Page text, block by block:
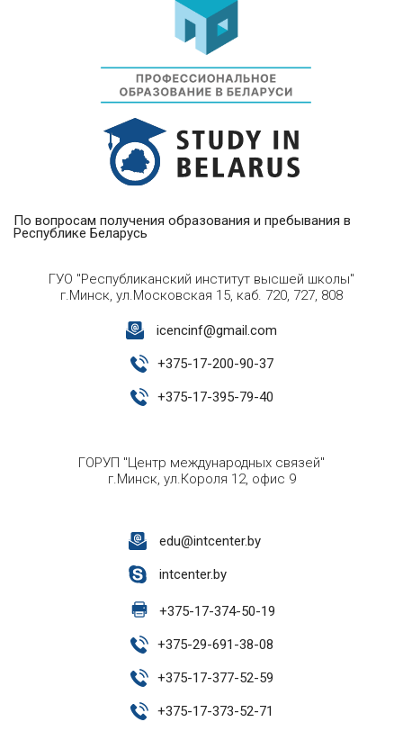
По вопросам получения образования и пребывания в
Республике Беларусь
ГУО "Республиканский институт высшей школы"
г.Минск, ул.Московская 15, каб. 720, 727, 808
icencinf@gmail.com
+375-17-200-90-37
+375-17-395-79-40
ГОРУП "Центр международных связей"
г.Минск, ул.Короля 12, офис 9
edu@intcenter.by
intcenter.by
+375-17-374-50-19
+375-29-691-38-08
+375-17-377-52-59
+375-17-373-52-71